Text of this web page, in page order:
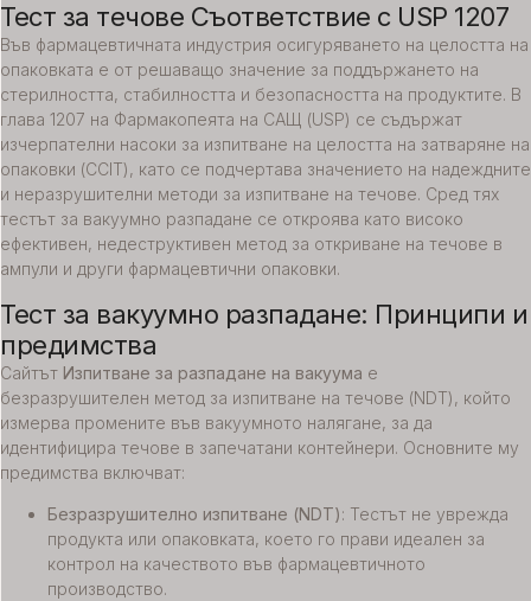
Тест за течове Съответствие с USP 1207
Във фармацевтичната индустрия осигуряването на целостта на
опаковката е от решаващо значение за поддържането на
стерилността, стабилността и безопасността на продуктите. В
глава 1207 на Фармакопеята на САЩ (USP) се съдържат
изчерпателни насоки за изпитване на целостта на затваряне на
опаковки (CCIT), като се подчертава значението на надеждните
и неразрушителни методи за изпитване на течове. Сред тях
тестът за вакуумно разпадане се откроява като високо
ефективен, недеструктивен метод за откриване на течове в
ампули и други фармацевтични опаковки.
Тест за вакуумно разпадане: Принципи и
предимства
Сайтът Изпитване за разпадане на вакуума е
безразрушителен метод за изпитване на течове (NDT), който
измерва промените във вакуумното налягане, за да
идентифицира течове в запечатани контейнери. Основните му
предимства включват:
Безразрушително изпитване (NDT): Тестът не уврежда
продукта или опаковката, което го прави идеален за
контрол на качеството във фармацевтичното
производство.